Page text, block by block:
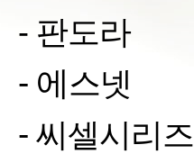
- 판도라
- 에 스넷
- 씨셀시리즈